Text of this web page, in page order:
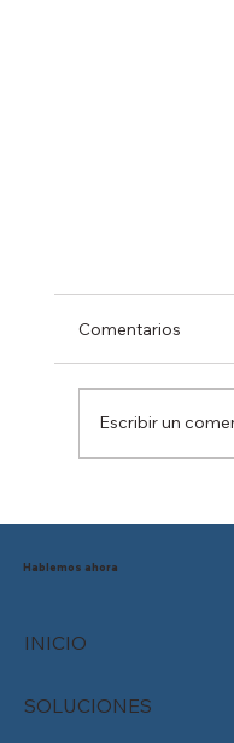
Comentarios
Escribir un
INICIO
SOLUCIONES
Hablemos ahora